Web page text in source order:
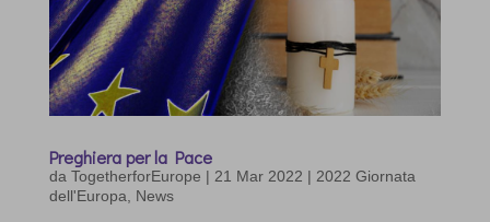
Preghiera per la Pace
da TogetherforEurope | 21 Mar 2022 | 2022 Giornata
dell'Europa
News